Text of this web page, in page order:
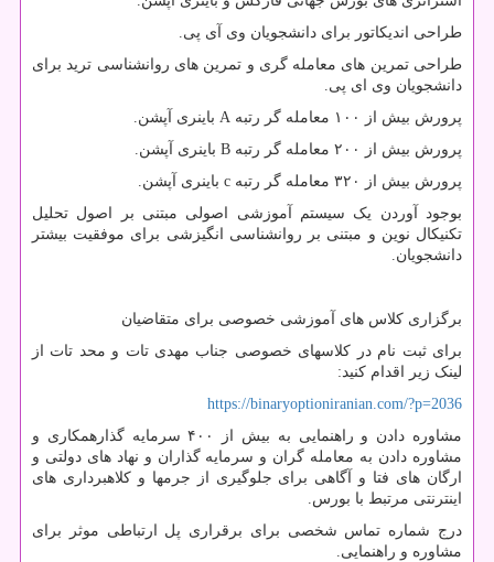
طراحی اندیکاتور برای دانشجویان وی آی پی.
طراحی تمرین های معامله گری و تمرین های روانشناسی ترید برای
دانشجویان وی ای پی.
پرورش بیش از ۱۰۰ معامله گر رتبه A باینری آپشن.
پرورش بیش از ۲۰۰ معامله گر رتبه B باینری آپشن.
پرورش بیش از ۳۲۰ معامله گر رتبه c باینری آپشن.
بوجود آوردن یک سیستم آموزشی اصولی مبتنی بر اصول تحلیل
تکنیکال نوین و مبتنی بر روانشناسی انگیزشی برای موفقیت بیشتر
دانشجویان.
برگزاری کلاس های آموزشی خصوصی برای متقاضیان
برای ثبت نام در کلاسهای خصوصی جناب مهدی تات و محد تات از
لینک زیر اقدام کنید:
https://binaryoptioniranian.com/?p=2036
مشاوره دادن و راهنمایی به بیش از ۴۰۰ سرمایه گذارهمکاری و
مشاوره دادن به معامله گران و سرمایه گذاران و نهاد های دولتی و
ارگان های فتا و آگاهی برای جلوگیری از جرمها و کلاهبرداری های
اینترنتی مرتبط با بورس.
درج شماره تماس شخصی برای برقراری پل ارتباطی موثر برای
مشاوره و راهنمایی.